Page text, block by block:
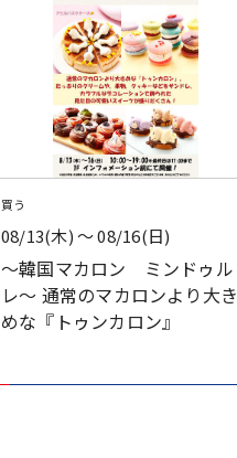
買う
08/13(木) 〜 08/16(日)
〜韓国マカロン ミンドゥル
レ〜 通常のマカロンより大き
めな『トゥンカロン』